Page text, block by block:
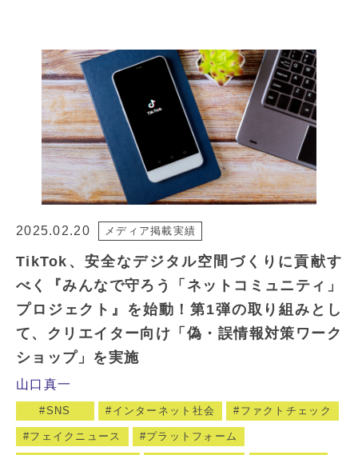
2025.02.20 メディア掲載実績
TikTok、安全なデジタル空間づくりに貢献す
べく『みんなで守ろう「ネットコミュニティ」
プロジェクト』を始動！第1弾の取り組みとし
て、クリエイター向け「偽・誤情報対策ワーク
ショップ」を実施
山口真一
SNS インターネット社会 ファクトチェック
フェイクニュース プラットフォーム